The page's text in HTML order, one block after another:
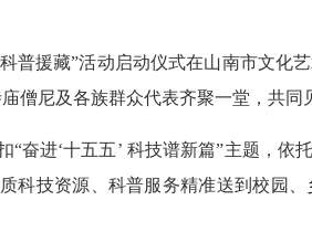
普援藏”活动启动仪式在山南市文
僧尼及各族群众代表齐聚一堂，共同
奋进‘十五五’ 科技谱新篇”主题，
科技资源、科普服务精准送到校园